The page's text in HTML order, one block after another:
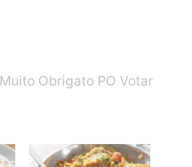
Muito Obrigato PO Votar